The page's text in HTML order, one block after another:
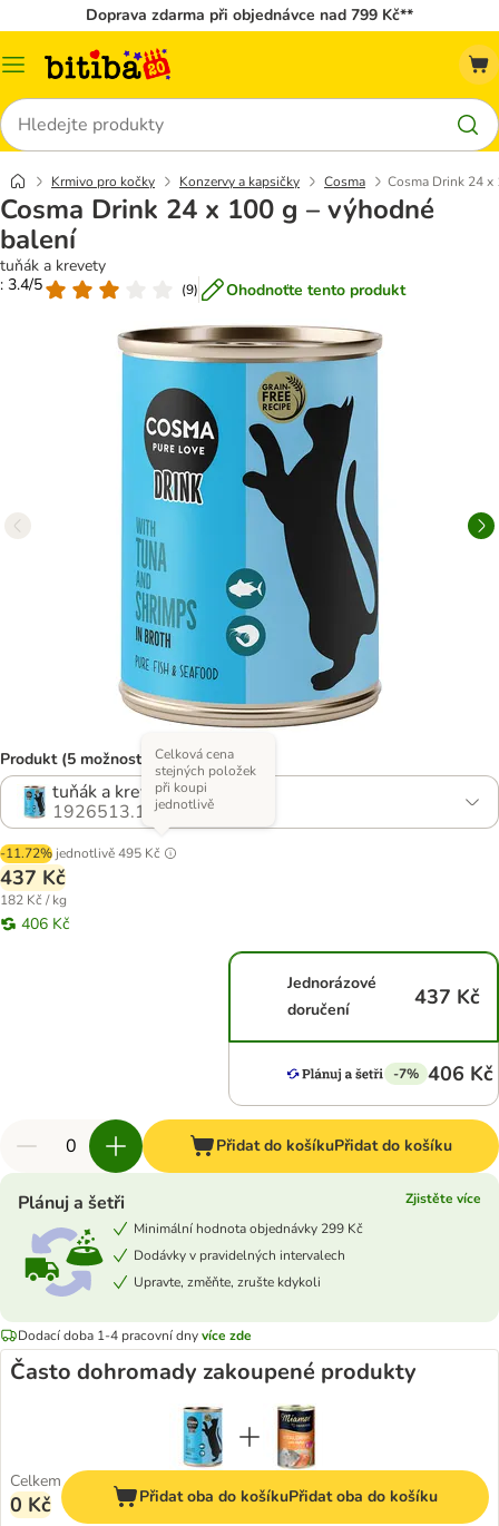
Doprava zdarma při objednávce nad 799 Kč**
Kategorie
Hledat
Krmivo pro kočky Konzervy a kapsičky Cosma Cosma Drink 24
Cosma Drink 24 x 100 g – výhodné
balení
tuňák a krevety
: 3.4/5
(9) Ohodnoťte tento produkt
Produkt (5 možností)
tuňák a krevety
1926513.1
-11.72% jednotlivě495 Kč
Celková cena
stejných položek
při koupi
jednotlivě
437 Kč
182 Kč / kg
406 Kč
Jednorázové
doručení
437 Kč
-7% 406 Kč
Přidat do košíkuPřidat do košíku
Plánuj a šetři
Zjistěte více
Minimální hodnota objednávky 299 Kč
Dodávky v pravidelných intervalech
Upravte, změňte, zrušte kdykoli
Dodací doba 1-4 pracovní dnyvíce zde
Často dohromady zakoupené produkty
Celkem
0 Kč Přidat oba do košíkuPřidat oba do košíku